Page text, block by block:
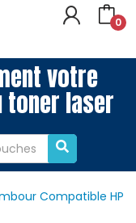
0
votre
laser
Compatible HP